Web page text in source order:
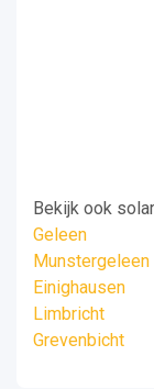
Bekijk ook
Geleen
Munstergeleen
Einighausen
Limbricht
Grevenbicht